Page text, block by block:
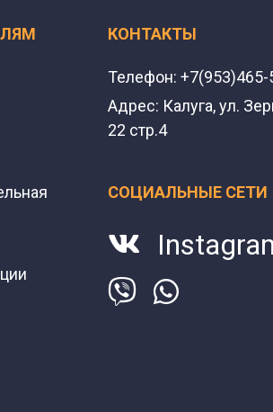
КОНТАКТЫ
Телефон: +7(953)465-
Адрес: Калуга, ул.
22 стр.4
СОЦИАЛЬНЫЕ СЕТИ